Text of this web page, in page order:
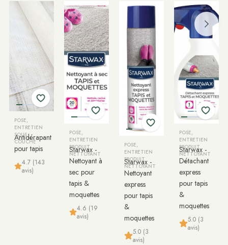
POSE,
ENTRETIEN
SOUS
COUCHE
Antidérapant
pour tapis
4.7 (143
avis)
POSE,
ENTRETIEN
PRODUIT
NETTOYANT
Starwax -
Nettoyant à
sec pour
tapis &
moquettes
4.6 (19
avis)
POSE,
ENTRETIEN
PRODUIT
NETTOYANT
Starwax -
Nettoyant
express
pour tapis
&
moquettes
5.0 (3
avis)
POSE,
ENTRETIEN
PRODUIT
NETTOYANT
Starwax -
Détachant
express
pour tapis
&
moquettes
5.0 (3
avis)